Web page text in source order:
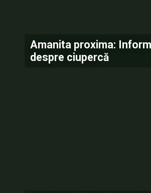
Amanita proxima:
despre ciupercă